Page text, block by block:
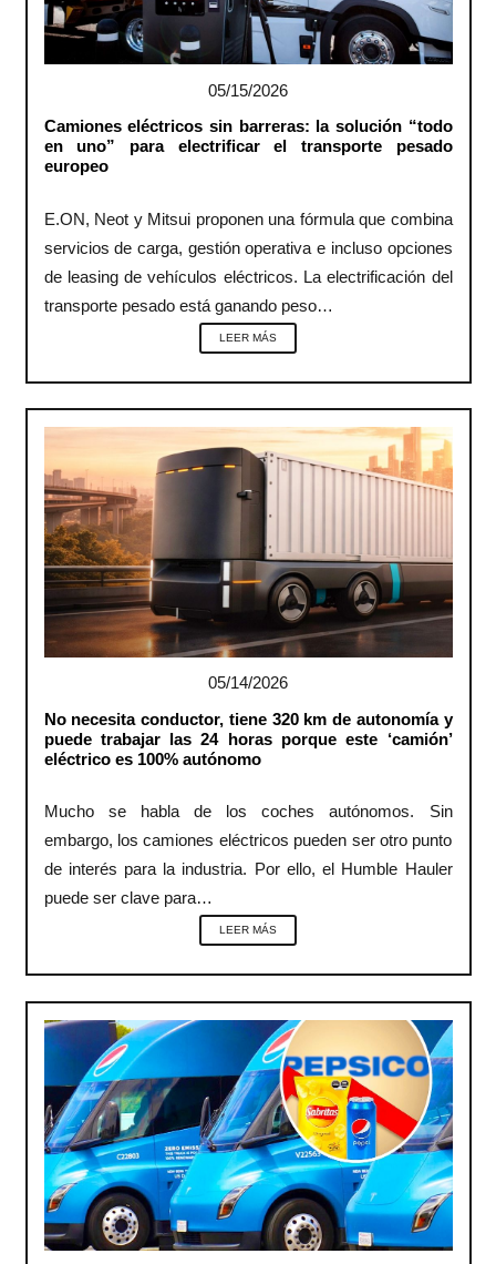
05/15/2026
Camiones eléctricos sin barreras: la solución “todo
en uno” para electrificar el transporte pesado
europeo
E.ON, Neot y Mitsui proponen una fórmula que combina
servicios de carga, gestión operativa e incluso opciones
de leasing de vehículos eléctricos. La electrificación del
transporte pesado está ganando peso…
LEER MÁS
05/14/2026
No necesita conductor, tiene 320 km de autonomía y
puede trabajar las 24 horas porque este ‘camión’
eléctrico es 100% autónomo
Mucho se habla de los coches autónomos. Sin
embargo, los camiones eléctricos pueden ser otro punto
de interés para la industria. Por ello, el Humble Hauler
puede ser clave para…
LEER MÁS